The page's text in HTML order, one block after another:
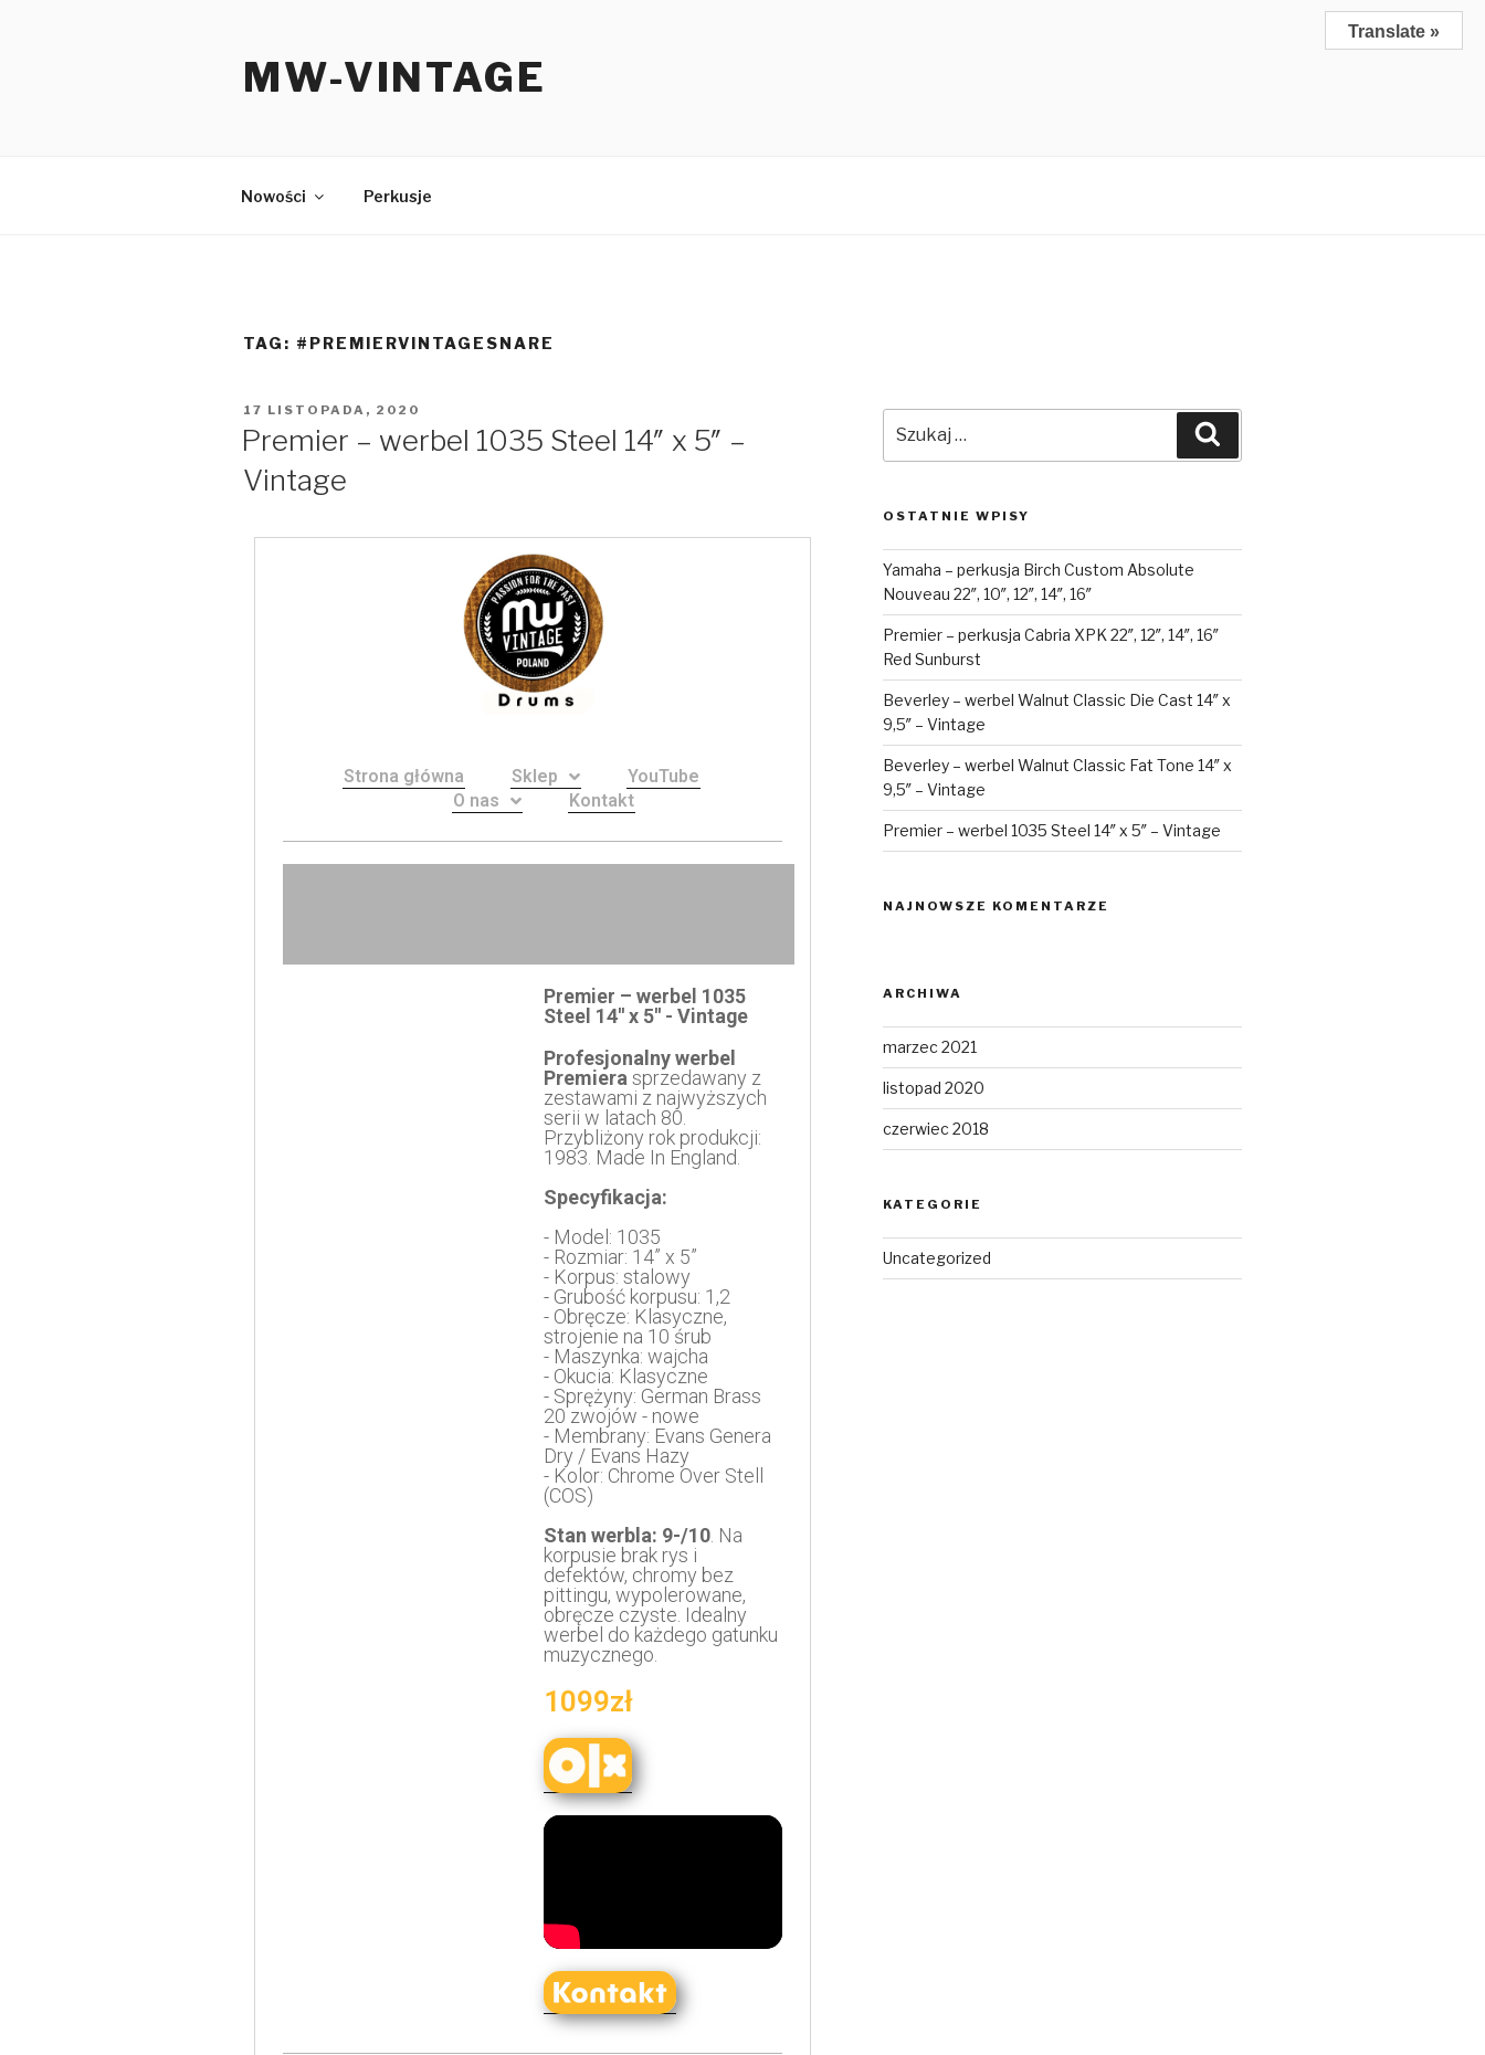
MW-VINTAGE
Nowości Perkusje
TAG: #PREMIERVINTAGESNARE
17 LISTOPADA, 2020
Premier – werbel 1035 Steel 14″ x 5″ –
Vintage
Strona główna Sklep
YouTube
O nas
Kontakt
Premier – werbel 1035
Steel 14″ x 5″ - Vintage
Profesjonalny werbel
Premiera sprzedawany z
zestawami z najwyższych
serii w latach 80.
Przybliżony rok produkcji:
1983. Made In England.
Specyfikacja:
- Model: 1035
- Rozmiar: 14” x 5”
- Korpus: stalowy
- Grubość korpusu: 1,2
- Obręcze: Klasyczne,
strojenie na 10 śrub
- Maszynka: wajcha
- Okucia: Klasyczne
- Sprężyny: German Brass
20 zwojów - nowe
- Membrany: Evans Genera
Dry / Evans Hazy
- Kolor: Chrome Over Stell
(COS)
Stan werbla: 9-/10 . Na
korpusie brak rys i
defektów, chromy bez
pittingu, wypolerowane,
obręcze czyste. Idealny
werbel do każdego gatunku
muzycznego.
1099zł
OSTATNIE WPISY
Yamaha – perkusja Birch Custom Absolute
Nouveau 22″, 10″, 12″, 14″, 16″
Premier – perkusja Cabria XPK 22″, 12″, 14″, 16″
Red Sunburst
Beverley – werbel Walnut Classic Die Cast 14″ x
9,5″ – Vintage
Beverley – werbel Walnut Classic Fat Tone 14″ x
9,5″ – Vintage
Premier – werbel 1035 Steel 14″ x 5″ – Vintage
NAJNOWSZE KOMENTARZE
ARCHIWA
marzec 2021
listopad 2020
czerwiec 2018
KATEGORIE
Uncategorized
Translate »